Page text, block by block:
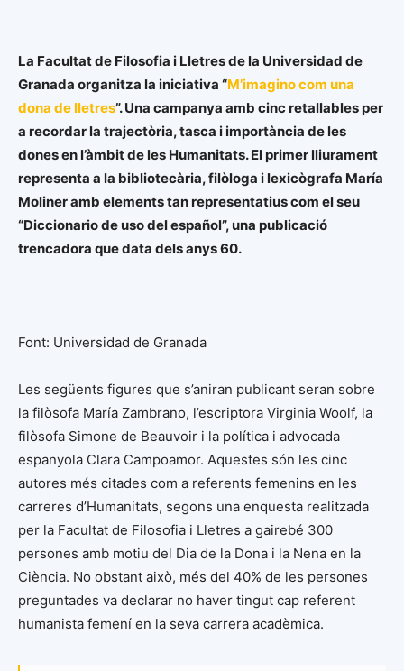
La Facultat de Filosofia i Lletres de la Universidad de
Granada organitza la iniciativa “M’imagino com una
dona de lletres”. Una campanya amb cinc retallables per
a recordar la trajectòria, tasca i importància de les
dones en l’àmbit de les Humanitats. El primer lliurament
representa a la bibliotecària, filòloga i lexicògrafa María
Moliner amb elements tan representatius com el seu
“Diccionario de uso del español”, una publicació
trencadora que data dels anys 60.
Font: Universidad de Granada
Les següents figures que s’aniran publicant seran sobre
la filòsofa María Zambrano, l’escriptora Virginia Woolf, la
filòsofa Simone de Beauvoir i la política i advocada
espanyola Clara Campoamor. Aquestes són les cinc
autores més citades com a referents femenins en les
carreres d’Humanitats, segons una enquesta realitzada
per la Facultat de Filosofia i Lletres a gairebé 300
persones amb motiu del Dia de la Dona i la Nena en la
Ciència. No obstant això, més del 40% de les persones
preguntades va declarar no haver tingut cap referent
humanista femení en la seva carrera acadèmica.